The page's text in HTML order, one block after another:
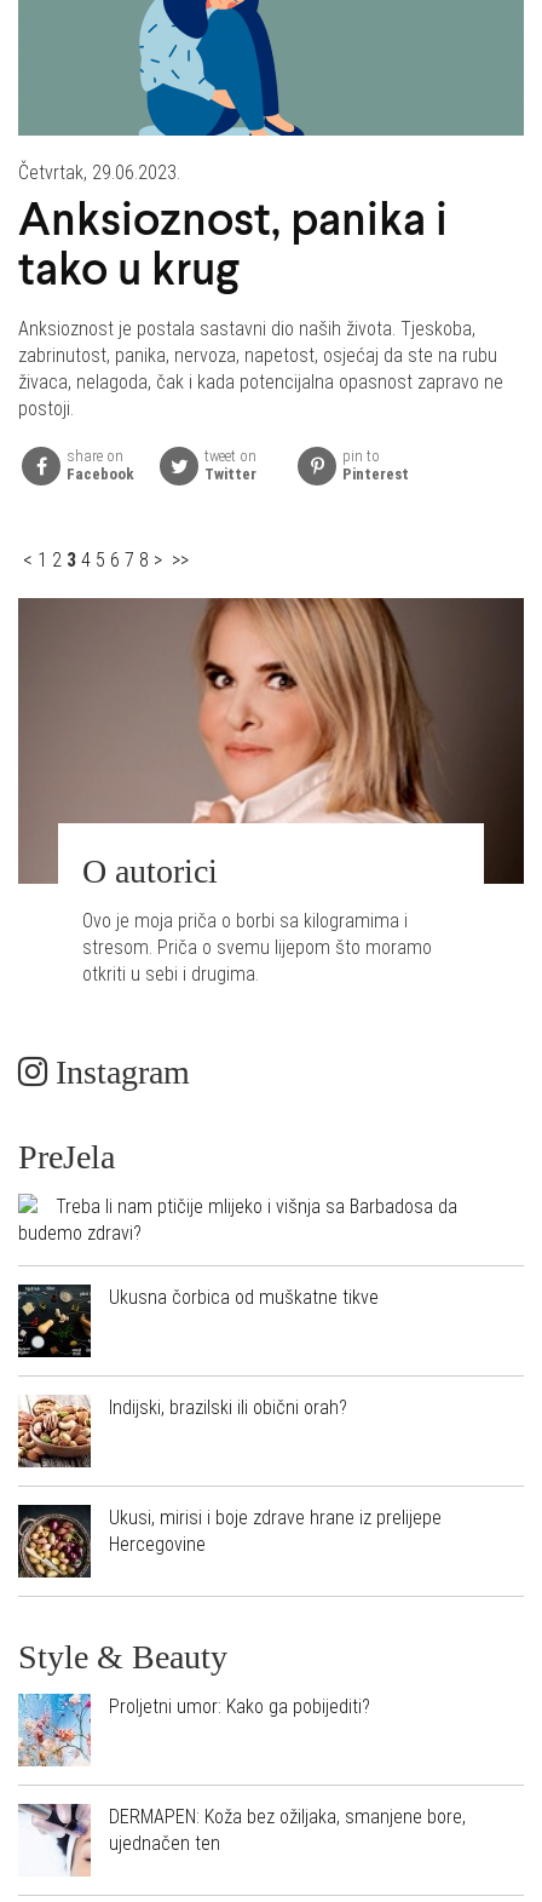
Četvrtak, 29.06.2023.
Anksioznost, panika i
tako u krug
Anksioznost je postala sastavni dio naših života. Tjeskoba,
zabrinutost, panika, nervoza, napetost, osjećaj da ste na rubu
živaca, nelagoda, čak i kada potencijalna opasnost zapravo ne
postoji.
share on
Facebook
tweet on
Twitter
pin to
Pinterest
< 1 2 3 4 5 6 7 8 > >>
O autorici
Ovo je moja priča o borbi sa kilogramima i
stresom. Priča o svemu lijepom što moramo
otkriti u sebi i drugima.
Instagram
PreJela
Treba li nam ptičije mlijeko i višnja sa Barbadosa da
budemo zdravi?
Ukusna čorbica od muškatne tikve
Indijski, brazilski ili obični orah?
Ukusi, mirisi i boje zdrave hrane iz prelijepe
Hercegovine
Style & Beauty
Proljetni umor: Kako ga pobijediti?
DERMAPEN: Koža bez ožiljaka, smanjene bore,
ujednačen ten